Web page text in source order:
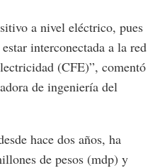
a nivel eléctrico, pues
interconectada a la red
(CFE)”, comentó
de ingeniería del
hace dos años, ha
de pesos (mdp) y